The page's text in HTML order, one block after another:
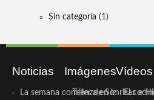
Sin categoría (1)
Noticias
La semana comienza en la
Imágenes
Taller de Sonrisas e
Vídeos
El